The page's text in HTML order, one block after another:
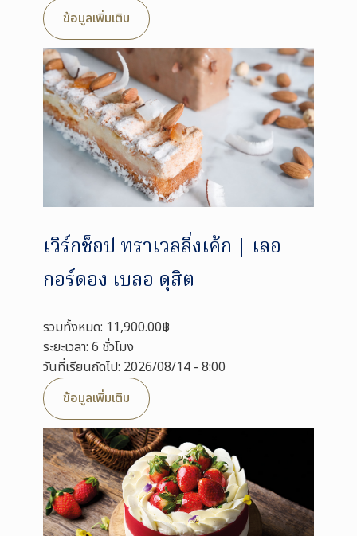
ข้อมูลเพิ่มเติม
เวิร์กช็อป ทราเวลลิ่งเค้ก | เลอ
กอร์ดอง เบลอ ดุสิต
รวมทั้งหมด: 11,900.00฿
ระยะเวลา: 6 ชั่วโมง
วันที่เรียนถัดไป: 2026/08/14 - 8:00
ข้อมูลเพิ่มเติม